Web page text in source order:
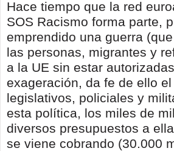
Hace tiempo que la red
SOS Racismo forma parte,
emprendido una guerra
las personas, migrantes y
a la UE sin estar
exageración, da fe de ello
legislativos, policiales y
esta política, los miles de
diversos presupuestos a
se viene cobrando (30.000